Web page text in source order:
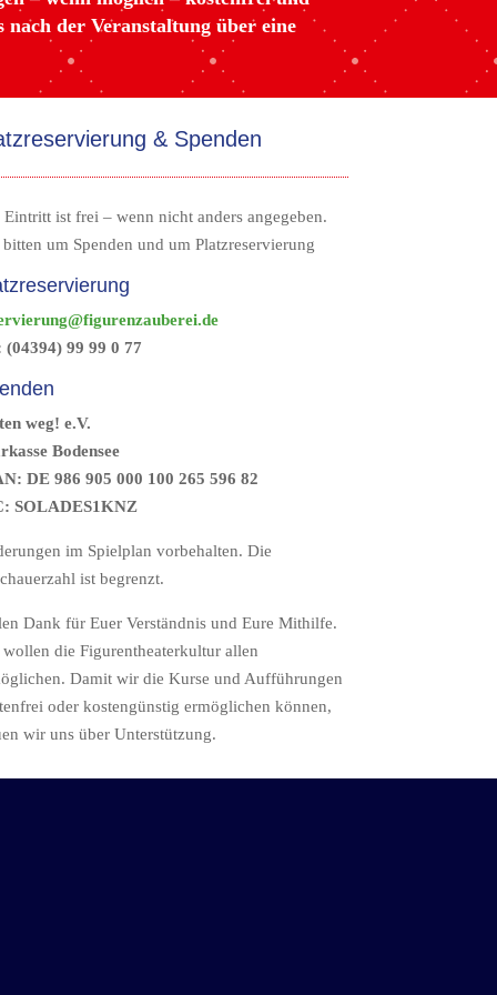
der Veranstaltung über eine
& Spenden
Eintritt ist frei – wenn nicht anders angegeben.
um Spenden und um Platzreservierung
(04394) 99 99 0 77
weg! e.V.
Bodensee
DE 986 905 000 100 265 596 82
SOLADES1KNZ
im Spielplan vorbehalten. Die
ist begrenzt.
Dank für Euer Verständnis und Eure Mithilfe.
die Figurentheaterkultur allen
Damit wir die Kurse und Aufführungen
oder kostengünstig ermöglichen können,
wir uns über Unterstützung.